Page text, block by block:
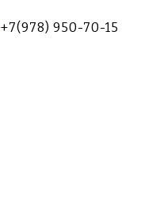
+7(978) 950-70-15